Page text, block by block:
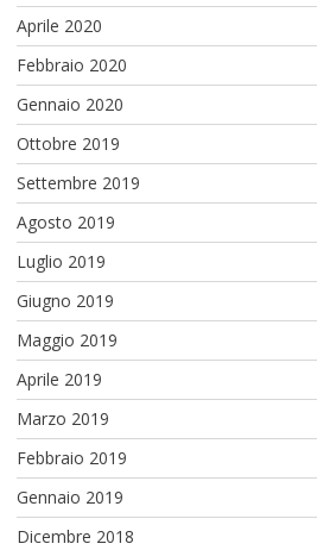
Aprile 2020
Febbraio 2020
Gennaio 2020
Ottobre 2019
Settembre 2019
Agosto 2019
Luglio 2019
Giugno 2019
Maggio 2019
Aprile 2019
Marzo 2019
Febbraio 2019
Gennaio 2019
Dicembre 2018